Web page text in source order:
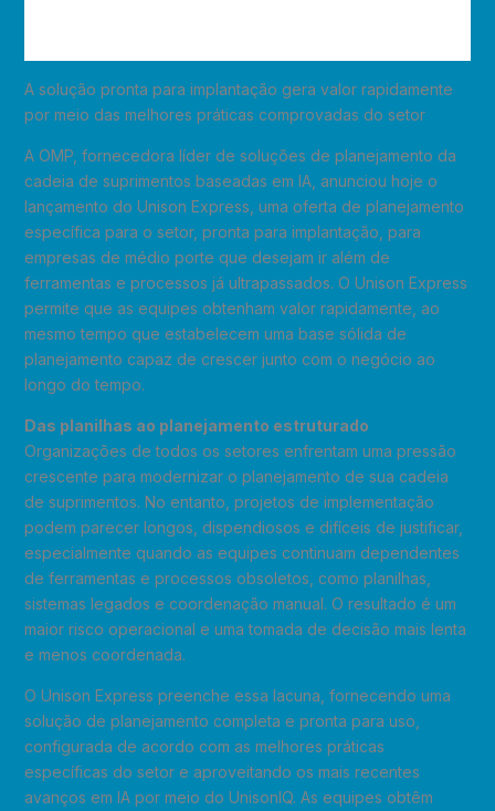
A solução pronta para implantação gera valor rapidamente
por meio das melhores práticas comprovadas do setor
A OMP, fornecedora líder de soluções de planejamento da
cadeia de suprimentos baseadas em IA, anunciou hoje o
lançamento do Unison Express, uma oferta de planejamento
específica para o setor, pronta para implantação, para
empresas de médio porte que desejam ir além de
ferramentas e processos já ultrapassados. O Unison Express
permite que as equipes obtenham valor rapidamente, ao
mesmo tempo que estabelecem uma base sólida de
planejamento capaz de crescer junto com o negócio ao
longo do tempo.
Das planilhas ao planejamento estruturado
Organizações de todos os setores enfrentam uma pressão
crescente para modernizar o planejamento de sua cadeia
de suprimentos. No entanto, projetos de implementação
podem parecer longos, dispendiosos e difíceis de justificar,
especialmente quando as equipes continuam dependentes
de ferramentas e processos obsoletos, como planilhas,
sistemas legados e coordenação manual. O resultado é um
maior risco operacional e uma tomada de decisão mais lenta
e menos coordenada.
O Unison Express preenche essa lacuna, fornecendo uma
solução de planejamento completa e pronta para uso,
configurada de acordo com as melhores práticas
específicas do setor e aproveitando os mais recentes
avanços em IA por meio do UnisonIQ. As equipes obtêm